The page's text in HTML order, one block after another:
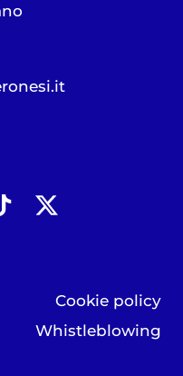
Cookie policy
Whistleblowing